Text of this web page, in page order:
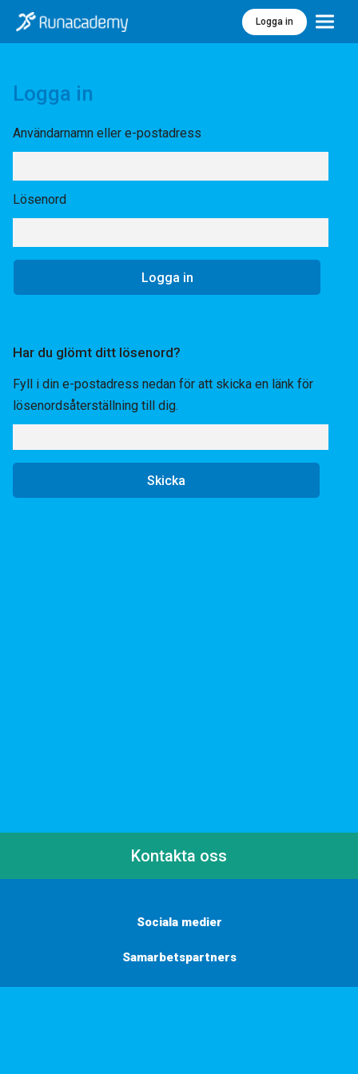
Logga in Meny
Logga in
Användarnamn eller e-postadress
Lösenord
Har du glömt ditt lösenord?
Fyll i din e-postadress nedan för att skicka en länk för
lösenordsåterställning till dig.
Kontakta oss
Sociala medier
Samarbetspartners